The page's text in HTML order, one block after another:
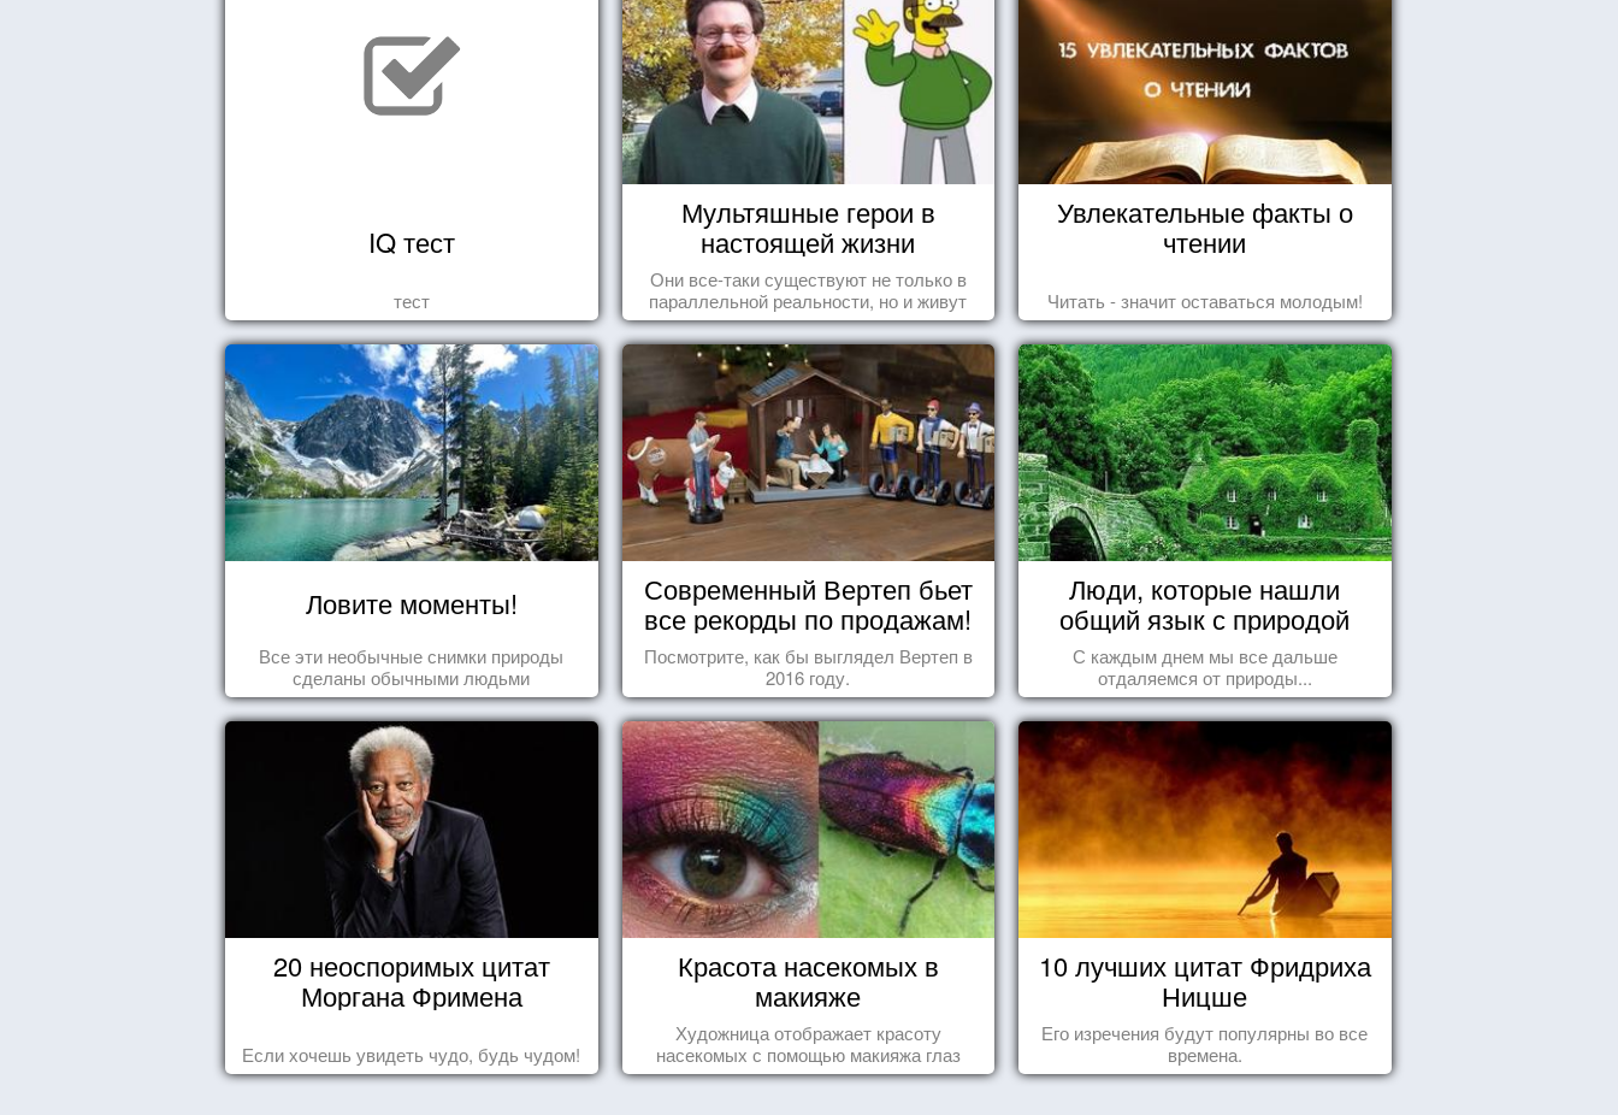
IQ тест
тест
Мультяшные герои в
настоящей жизни
Они все-таки существуют не только в
параллельной реальности, но и живут
среди нас с вами.
Увлекательные факты о
чтении
Читать - значит оставаться молодым!
Ловите моменты!
Все эти необычные снимки природы
сделаны обычными людьми
Современный Вертеп бьет
все рекорды по продажам!
Посмотрите, как бы выглядел Вертеп в
2016 году.
Люди, которые нашли
общий язык с природой
С каждым днем мы все дальше
отдаляемся от природы...
20 неоспоримых цитат
Моргана Фримена
Если хочешь увидеть чудо, будь чудом!
Красота насекомых в
макияже
Художница отображает красоту
насекомых с помощью макияжа глаз
10 лучших цитат Фридриха
Ницше
Его изречения будут популярны во все
времена.